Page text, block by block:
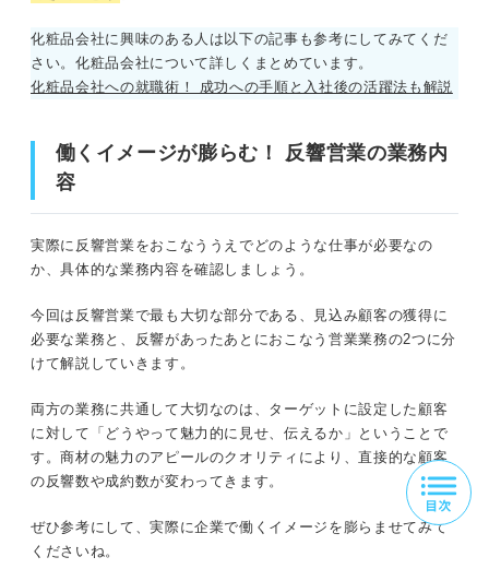
化粧品会社に興味のある人は以下の記事も参考にしてみてくだ
さい。化粧品会社について詳しくまとめています。
化粧品会社への就職術！ 成功への手順と入社後の活躍法も解説
働くイメージが膨らむ！ 反響営業の業務内
容
実際に反響営業をおこなううえでどのような仕事が必要なの
か、具体的な業務内容を確認しましょう。
今回は反響営業で最も大切な部分である、見込み顧客の獲得に
必要な業務と、反響があったあとにおこなう営業業務の2つに分
けて解説していきます。
両方の業務に共通して大切なのは、ターゲットに設定した顧客
に対して「どうやって魅力的に見せ、伝えるか」ということで
す。商材の魅力のアピールのクオリティにより、直接的な顧客
の反響数や成約数が変わってきます。
ぜひ参考にして、実際に企業で働くイメージを膨らませてみて
くださいね。